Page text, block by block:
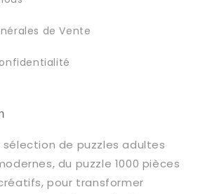
de Vente
sélection de puzzles adultes
du puzzle 1000 pièces
pour transformer